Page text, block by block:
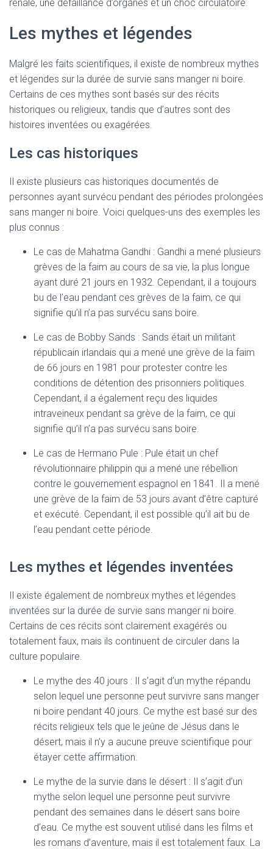
rénale, une défaillance d’organes et un choc circulatoire.
Les mythes et légendes
Malgré les faits scientifiques, il existe de nombreux mythes
et légendes sur la durée de survie sans manger ni boire.
Certains de ces mythes sont basés sur des récits
historiques ou religieux, tandis que d’autres sont des
histoires inventées ou exagérées.
Les cas historiques
Il existe plusieurs cas historiques documentés de
personnes ayant survécu pendant des périodes prolongées
sans manger ni boire. Voici quelques-uns des exemples les
plus connus :
Le cas de Mahatma Gandhi : Gandhi a mené plusieurs
grèves de la faim au cours de sa vie, la plus longue
ayant duré 21 jours en 1932. Cependant, il a toujours
bu de l’eau pendant ces grèves de la faim, ce qui
signifie qu’il n’a pas survécu sans boire.
Le cas de Bobby Sands : Sands était un militant
républicain irlandais qui a mené une grève de la faim
de 66 jours en 1981 pour protester contre les
conditions de détention des prisonniers politiques.
Cependant, il a également reçu des liquides
intraveineux pendant sa grève de la faim, ce qui
signifie qu’il n’a pas survécu sans boire.
Le cas de Hermano Pule : Pule était un chef
révolutionnaire philippin qui a mené une rébellion
contre le gouvernement espagnol en 1841. Il a mené
une grève de la faim de 53 jours avant d’être capturé
et exécuté. Cependant, il est possible qu’il ait bu de
l’eau pendant cette période.
Les mythes et légendes inventées
Il existe également de nombreux mythes et légendes
inventées sur la durée de survie sans manger ni boire.
Certains de ces récits sont clairement exagérés ou
totalement faux, mais ils continuent de circuler dans la
culture populaire.
Le mythe des 40 jours : Il s’agit d’un mythe répandu
selon lequel une personne peut survivre sans manger
ni boire pendant 40 jours. Ce mythe est basé sur des
récits religieux tels que le jeûne de Jésus dans le
désert, mais il n’y a aucune preuve scientifique pour
étayer cette affirmation.
Le mythe de la survie dans le désert : Il s’agit d’un
mythe selon lequel une personne peut survivre
pendant des semaines dans le désert sans boire
d’eau. Ce mythe est souvent utilisé dans les films et
les romans d’aventure, mais il est totalement faux. La